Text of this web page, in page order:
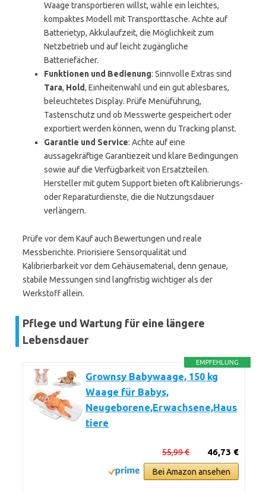
Waage transportieren willst, wähle ein leichtes,
kompaktes Modell mit Transporttasche. Achte auf
Batterietyp, Akkulaufzeit, die Möglichkeit zum
Netzbetrieb und auf leicht zugängliche
Batteriefächer.
Funktionen und Bedienung: Sinnvolle Extras sind
Tara, Hold, Einheitenwahl und ein gut ablesbares,
beleuchtetes Display. Prüfe Menüführung,
Tastenschutz und ob Messwerte gespeichert oder
exportiert werden können, wenn du Tracking planst.
Garantie und Service: Achte auf eine
aussagekräftige Garantiezeit und klare Bedingungen
sowie auf die Verfügbarkeit von Ersatzteilen.
Hersteller mit gutem Support bieten oft Kalibrierungs-
oder Reparaturdienste, die die Nutzungsdauer
verlängern.
Prüfe vor dem Kauf auch Bewertungen und reale
Messberichte. Priorisiere Sensorqualität und
Kalibrierbarkeit vor dem Gehäusematerial, denn genaue,
stabile Messungen sind langfristig wichtiger als der
Werkstoff allein.
Pflege und Wartung für eine längere
Lebensdauer
EMPFEHLUNG
Grownsy Babywaage, 150 kg
Waage für Babys,
Neugeborene,Erwachsene,Haus
tiere
46,73 €
55,99 €
Bei Amazon ansehen